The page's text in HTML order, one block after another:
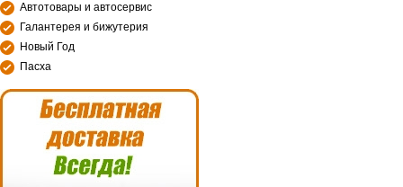
Автотовары и автосервис
Галантерея и бижутерия
Новый Год
Пасха